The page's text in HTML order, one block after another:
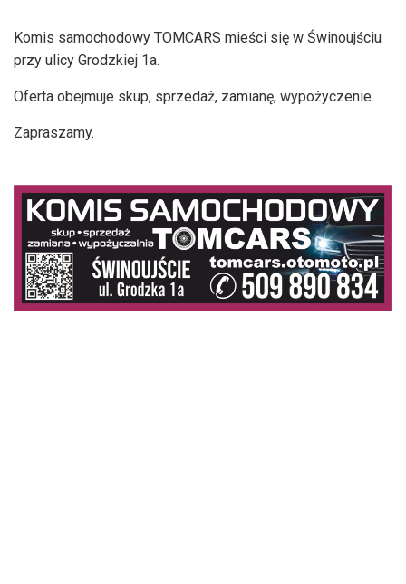
Komis samochodowy TOMCARS mieści się w Świnoujściu
przy ulicy Grodzkiej 1a.
Oferta obejmuje skup, sprzedaż, zamianę, wypożyczenie.
Zapraszamy.